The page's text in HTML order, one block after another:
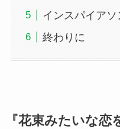
インスパイアソ
終わりに
『花束みたいな恋